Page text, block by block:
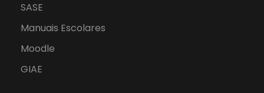
SASE
Manuais Escolares
Moodle
GIAE